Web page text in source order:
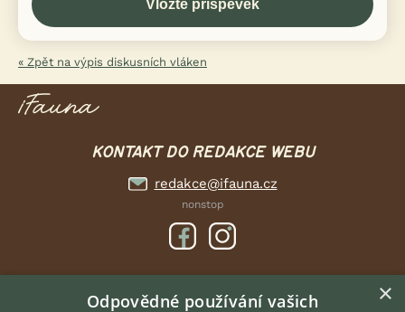
« Zpět na výpis diskusních vláken
KONTAKT DO REDAKCE WEBU
redakce@ifauna.cz
nonstop
DOMOVSKÁ STRÁNKA
×
Odpovědné používání vašich